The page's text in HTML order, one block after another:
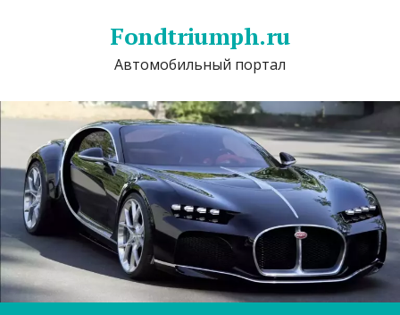
Fondtriumph.ru
Автомобильный портал